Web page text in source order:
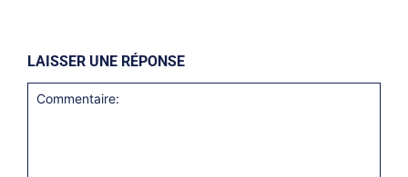
LAISSER UNE RÉPONSE